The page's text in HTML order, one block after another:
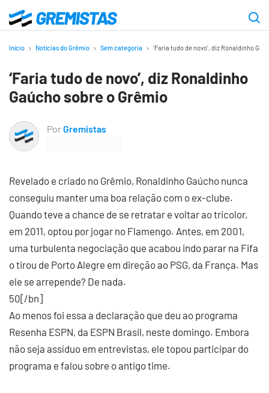
para
principal
Gremistas
Início Notícias do Grêmio Sem categoria ‘Faria tudo de novo’, diz Ronaldinho
‘Faria tudo de novo’, diz Ronaldinho
Gaúcho sobre o Grêmio
PorGremistas
Revelado e criado no Grêmio, Ronaldinho Gaúcho nunca
conseguiu manter uma boa relação com o ex-clube.
Quando teve a chance de se retratar e voltar ao tricolor,
em 2011, optou por jogar no Flamengo. Antes, em 2001,
uma turbulenta negociação que acabou indo parar na Fifa
o tirou de Porto Alegre em direção ao PSG, da França. Mas
ele se arrepende? De nada.
50[/bn]
Ao menos foi essa a declaração que deu ao programa
Resenha ESPN, da ESPN Brasil, neste domingo. Embora
não seja assíduo em entrevistas, ele topou participar do
programa e falou sobre o antigo time.